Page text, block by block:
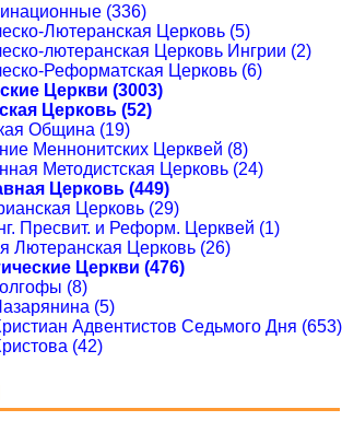
(336)
Лютеранская Церковь (5)
лютеранская Церковь Ингрии (2)
Реформатская Церковь (6)
Церкви (3003)
Церковь (52)
Община (19)
Меннонитских Церквей (8)
Методистская Церковь (24)
Церковь (449)
Церковь (29)
Пресвит. и Реформ. Церквей (1)
Лютеранская Церковь (26)
Церкви (476)
(8)
(5)
Адвентистов Седьмого Дня (653)
(42)